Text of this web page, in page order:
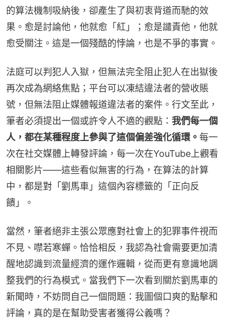
的算法機制吸納後，卻產生了與初衷背道而馳的效
果。愈是討論他，他就愈「紅」；愈是譴責他，他就
愈受關注。這是一個殘酷的悖論，也是不爭的事實。
法庭可以判犯人入獄，但無法完全阻止犯人在出獄後
再次成為網絡焦點；平台可以凍結違法者的營收賬
號，但無法阻止媒體報道違法者的案件。行文至此，
筆者必須提出一個或許令人不適的觀點： 我們每一個
人，都在某種程度上參與了這個偏差強化循環。 每一
次在社交媒體上轉發評論，每一次在YouTube上觀看
相關影片——這些看似無害的行為，在算法的計算
中，都是對「劉馬車」這個內容標籤的「正向反
饋」。
當然，筆者絕非主張公眾應對社會上的犯罪事件視而
不見、噤若寒蟬。恰恰相反，我認為社會需要更加清
醒地認識到流量經濟的運作邏輯，從而更有意識地調
整我們的行為模式。當我們下一次看到關於劉馬車的
新聞時，不妨問自己一個問題：我圖個口爽的點擊和
評論，真的是在幫助受害者獲得公義嗎？